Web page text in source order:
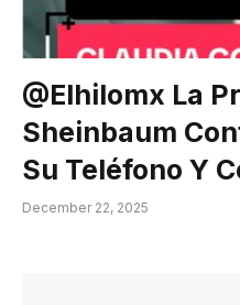
@elhilomx La
Sheinbaum
Su Teléfono Y
December 22, 2025